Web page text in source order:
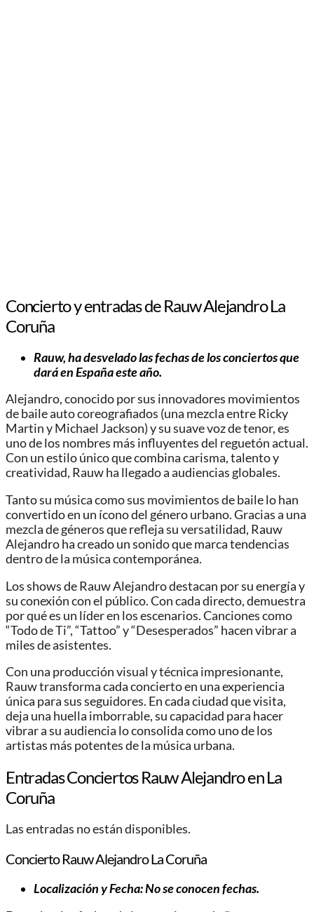
Concierto y entradas de Rauw Alejandro La
Coruña
Rauw, ha desvelado las fechas de los conciertos que
dará en España este año.
Alejandro, conocido por sus innovadores movimientos
de baile auto coreografiados (una mezcla entre Ricky
Martin y Michael Jackson) y su suave voz de tenor, es
uno de los nombres más influyentes del reguetón actual.
Con un estilo único que combina carisma, talento y
creatividad, Rauw ha llegado a audiencias globales.
Tanto su música como sus movimientos de baile lo han
convertido en un ícono del género urbano. Gracias a una
mezcla de géneros que refleja su versatilidad, Rauw
Alejandro ha creado un sonido que marca tendencias
dentro de la música contemporánea.
Los shows de Rauw Alejandro destacan por su energía y
su conexión con el público. Con cada directo, demuestra
por qué es un líder en los escenarios. Canciones como
“Todo de Ti”, “Tattoo” y “Desesperados” hacen vibrar a
miles de asistentes.
Con una producción visual y técnica impresionante,
Rauw transforma cada concierto en una experiencia
única para sus seguidores. En cada ciudad que visita,
deja una huella imborrable, su capacidad para hacer
vibrar a su audiencia lo consolida como uno de los
artistas más potentes de la música urbana.
Entradas Conciertos Rauw Alejandro en La
Coruña
Las entradas no están disponibles.
Concierto Rauw Alejandro La Coruña
Localización y Fecha: No se conocen fechas.